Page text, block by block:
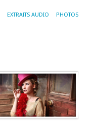
EXTRAITS AUDIO PHOTOS